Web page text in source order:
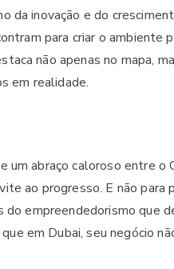
da inovação e do
para criar o ambiente
não apenas no mapa,
em realidade.
um abraço caloroso entre
ao progresso. E não para
empreendedorismo que
em Dubai, seu negócio